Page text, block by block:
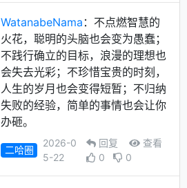
WatanabeNama ：不点燃智慧的
火花，聪明的头脑也会变为愚蠢；
不践行确立的目标，浪漫的理想也
会失去光彩；不珍惜宝贵的时刻，
人生的岁月也会变得短暂；不归纳
失败的经验，简单的事情也会让你
办砸。
二哈圈
2026-0
5-22
回复
查看
0
0